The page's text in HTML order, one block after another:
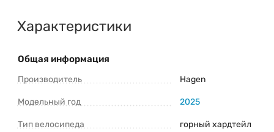
Ознакомьтесь с нашим руководством:
Как правильно выбрать велосипед
Свяжитесь с консультантом для
подтвердить наличие, уточнить
оформить заказ.
Характеристики
Общая информация
Производитель Hagen
Модельный год 2025
Тип велосипеда горный хардтейл